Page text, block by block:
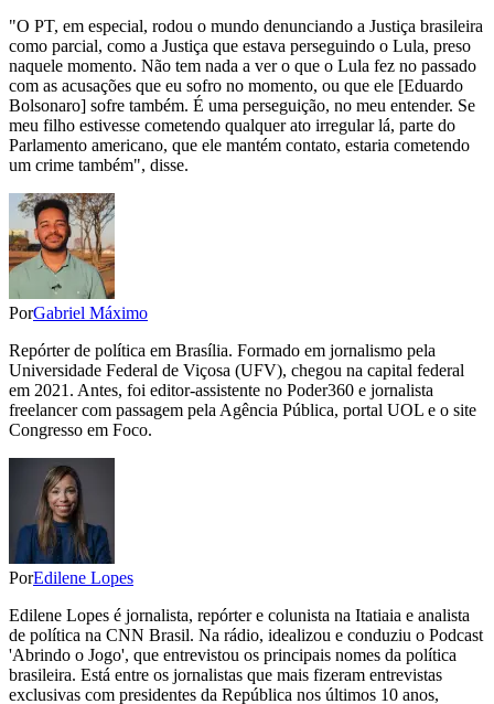
"O PT, em especial, rodou o mundo denunciando a Justiça brasileira
como parcial, como a Justiça que estava perseguindo o Lula, preso
naquele momento. Não tem nada a ver o que o Lula fez no passado
com as acusações que eu sofro no momento, ou que ele [Eduardo
Bolsonaro] sofre também. É uma perseguição, no meu entender. Se
meu filho estivesse cometendo qualquer ato irregular lá, parte do
Parlamento americano, que ele mantém contato, estaria cometendo
um crime também", disse.
PorGabriel Máximo
Repórter de política em Brasília. Formado em jornalismo pela
Universidade Federal de Viçosa (UFV), chegou na capital federal
em 2021. Antes, foi editor-assistente no Poder360 e jornalista
freelancer com passagem pela Agência Pública, portal UOL e o site
Congresso em Foco.
PorEdilene Lopes
Edilene Lopes é jornalista, repórter e colunista na Itatiaia e analista
de política na CNN Brasil. Na rádio, idealizou e conduziu o Podcast
'Abrindo o Jogo', que entrevistou os principais nomes da política
brasileira. Está entre os jornalistas que mais fizeram entrevistas
exclusivas com presidentes da República nos últimos 10 anos,